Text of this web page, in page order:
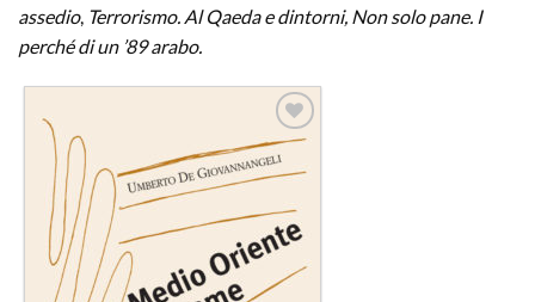
assedio, Terrorismo. Al Qaeda e dintorni, Non solo pane. I
perché di un ’89 arabo.
Aggiungi
alla lista
dei